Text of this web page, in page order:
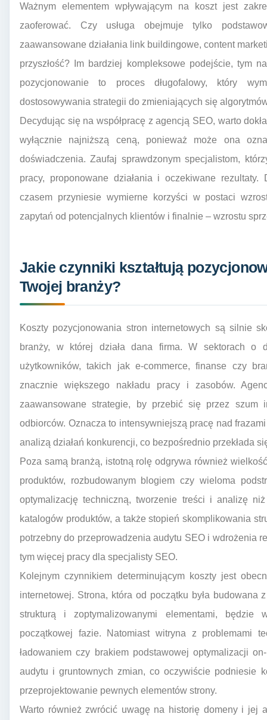
Ważnym elementem wpływającym na koszt jest
zaoferować. Czy usługa obejmuje tylko
zaawansowane działania link buildingowe, content
przyszłość? Im bardziej kompleksowe podejście, tym
pozycjonowanie to proces długofalowy, który
dostosowywania strategii do zmieniających się
Decydując się na współpracę z agencją SEO, warto
wyłącznie najniższą ceną, ponieważ może ona
doświadczenia. Zaufaj sprawdzonym specjalistom,
pracy, proponowane działania i oczekiwane
czasem przyniesie wymierne korzyści w postaci
zapytań od potencjalnych klientów i finalnie – wzrostu
Jakie czynniki kształtują
Twojej branży?
Koszty pozycjonowania stron internetowych są silnie
branży, w której działa dana firma. W sektorach o
użytkowników, takich jak e-commerce, finanse czy
znacznie większego nakładu pracy i zasobów.
zaawansowane strategie, by przebić się przez szum
odbiorców. Oznacza to intensywniejszą pracę nad
analizą działań konkurencji, co bezpośrednio przekłada
Poza samą branżą, istotną rolę odgrywa również
produktów, rozbudowanym blogiem czy wieloma
optymalizację techniczną, tworzenie treści i analizę
katalogów produktów, a także stopień skomplikowania
potrzebny do przeprowadzenia audytu SEO i wdrożenia
tym więcej pracy dla specjalisty SEO.
Kolejnym czynnikiem determinującym koszty jest
internetowej. Strona, która od początku była budowana
strukturą i zoptymalizowanymi elementami, będzie
początkowej fazie. Natomiast witryna z problemami
ładowaniem czy brakiem podstawowej optymalizacji
audytu i gruntownych zmian, co oczywiście podniesie
przeprojektowanie pewnych elementów strony.
Warto również zwrócić uwagę na historię domeny i jej